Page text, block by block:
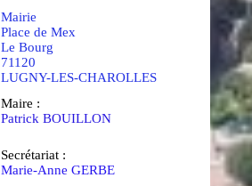
Mairie
Place de Mex
Le Bourg
71120
LUGNY-LES-CHAROLLES
Maire :
Patrick BOUILLON
Secrétariat :
Marie-Anne GERBE